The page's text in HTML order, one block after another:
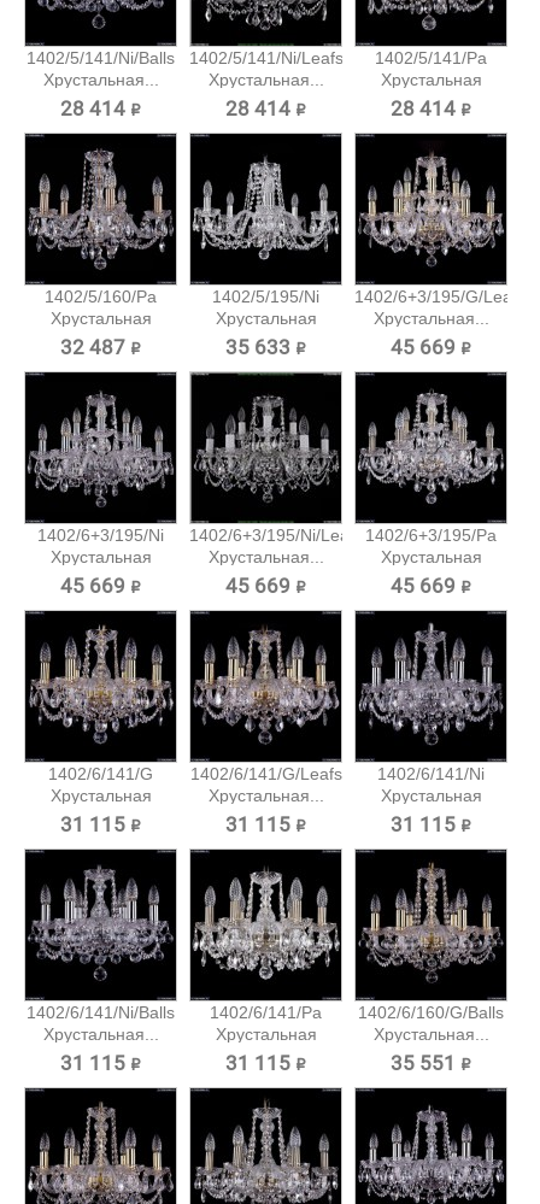
1402/5/141/Ni/Balls
Хрустальная...
28 414 ₽
1402/5/141/Ni/Leafs
Хрустальная...
28 414 ₽
1402/5/141/Pa
Хрустальная
подвесная...
28 414 ₽
1402/5/160/Pa
Хрустальная
подвесная...
32 487 ₽
1402/5/195/Ni
Хрустальная
подвесная...
35 633 ₽
1402/6+3/195/G/Leafs
Хрустальная...
45 669 ₽
1402/6+3/195/Ni
Хрустальная
подвесная...
45 669 ₽
1402/6+3/195/Ni/Leafs
Хрустальная...
45 669 ₽
1402/6+3/195/Pa
Хрустальная
подвесная...
45 669 ₽
1402/6/141/G
Хрустальная
подвесная...
31 115 ₽
1402/6/141/G/Leafs
Хрустальная...
31 115 ₽
1402/6/141/Ni
Хрустальная
подвесная...
31 115 ₽
1402/6/141/Ni/Balls
Хрустальная...
31 115 ₽
1402/6/141/Pa
Хрустальная
подвесная...
31 115 ₽
1402/6/160/G/Balls
Хрустальная...
35 551 ₽